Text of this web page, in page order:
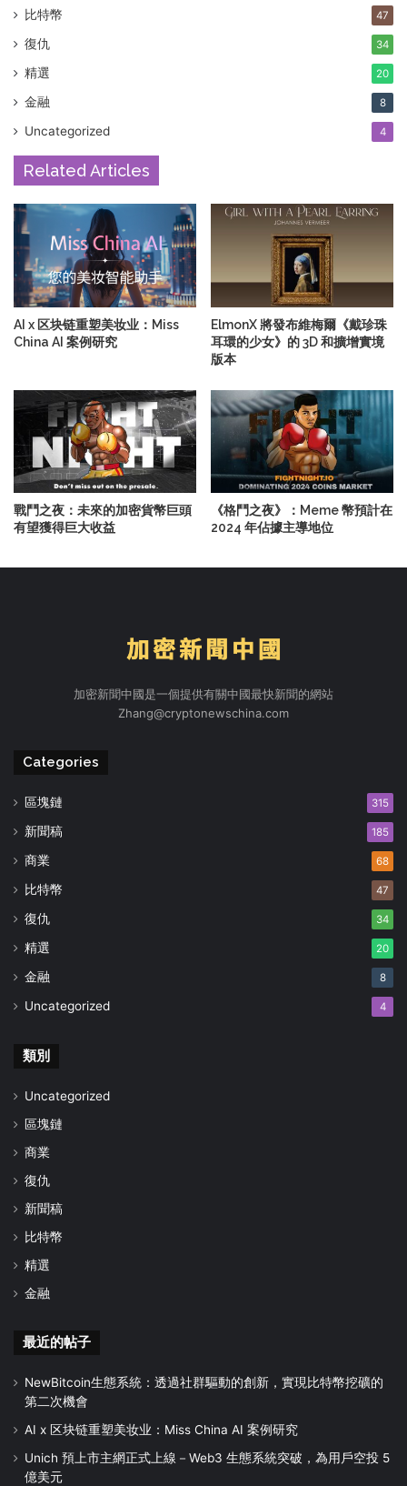
比特幣 47
復仇 34
精選 20
金融 8
Uncategorized 4
Related Articles
AI x 区块链重塑美妆业：Miss
China AI 案例研究
ElmonX 將發布維梅爾《戴珍珠
耳環的少女》的 3D 和擴增實境
版本
戰鬥之夜：未來的加密貨幣巨頭
有望獲得巨大收益
《格鬥之夜》：Meme 幣預計在
2024 年佔據主導地位
加密新聞中國是一個提供有關中國最快新聞的網站
Zhang@cryptonewschina.com
Categories
區塊鏈 315
新聞稿 185
商業 68
比特幣 47
復仇 34
精選 20
金融 8
Uncategorized 4
類別
Uncategorized
區塊鏈
商業
復仇
新聞稿
比特幣
精選
金融
最近的帖子
NewBitcoin生態系統：透過社群驅動的創新，實現比特幣挖礦的
第二次機會
AI x 区块链重塑美妆业：Miss China AI 案例研究
Unich 預上市主網正式上線－Web3 生態系統突破，為用戶空投 5
億美元